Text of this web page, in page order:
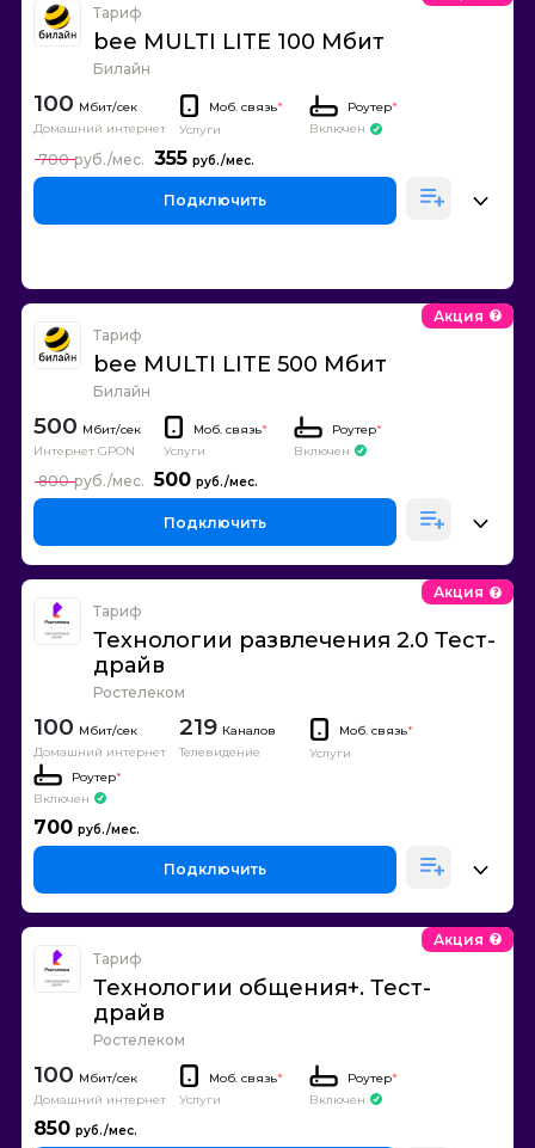
Тариф
bee MULTI LITE 100 Мбит
Билайн
100
Домашний интернет
Моб. связь*
Услуги
Роутер*
Включен
355
700
Подключить
Тариф
bee MULTI LITE 500 Мбит
Билайн
Акция
500
Интернет GPON
Моб. связь*
Услуги
Роутер*
Включен
500
800
Подключить
Тариф
Технологии развлечения 2.0 Тест-
драйв
Ростелеком
Акция
100
Домашний интернет
219 Каналов
Телевидение
Моб. связь*
Услуги
Роутер*
Включен
700
Подключить
Тариф
Технологии общения+. Тест-
драйв
Ростелеком
Акция
100
Домашний интернет
Моб. связь*
Услуги
Роутер*
Включен
850